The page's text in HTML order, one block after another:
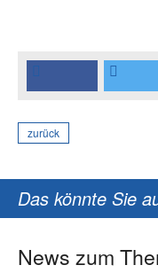
zurück
Das könnte Sie
News zum